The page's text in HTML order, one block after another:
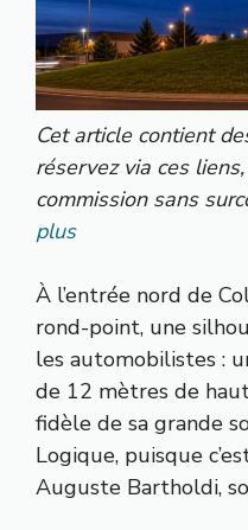
Cet article contient
réservez via ces
commission sans
plus
À l’entrée nord de
rond-point, une
les automobilistes :
de 12 mètres de
fidèle de sa grande
Logique, puisque
Auguste Bartholdi,